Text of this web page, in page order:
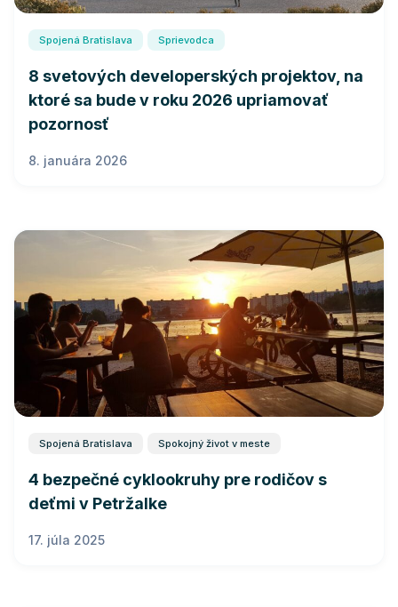
Spojená Bratislava Sprievodca
8 svetových developerských projektov, na
ktoré sa bude v roku 2026 upriamovať
pozornosť
8. januára 2026
Spojená Bratislava Spokojný život v meste
4 bezpečné cyklookruhy pre rodičov s
deťmi v Petržalke
17. júla 2025